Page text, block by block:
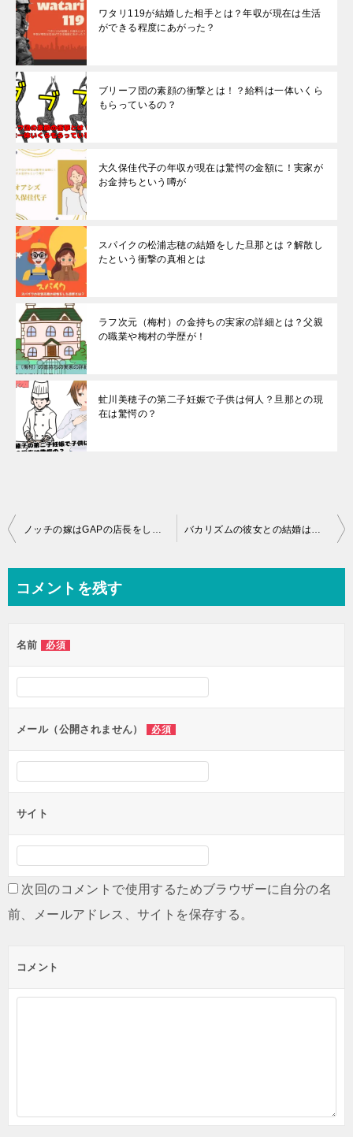
ワタリ119が結婚した相手とは？年収が現在は生活
ができる程度にあがった？
ブリーフ団の素顔の衝撃とは！？給料は一体いくら
もらっているの？
大久保佳代子の年収が現在は驚愕の金額に！実家が
お金持ちという噂が
スパイクの松浦志穂の結婚をした旦那とは？解散し
たという衝撃の真相とは
ラフ次元（梅村）の金持ちの実家の詳細とは？父親
の職業や梅村の学歴が！
虻川美穂子の第二子妊娠で子供は何人？旦那との現
在は驚愕の？
投
ビ
ー
シ
ン
ノッチの嫁はGAPの店長をしてる？前妻との間に子供は？離婚理由が バカリズムの彼女との結婚は？ヤンキーだった過去？ドラマの脚本で！
コメントを残す
名前 必須
メール（公開されません） 必須
サイト
次回のコメントで使用するためブラウザーに自分の名
前、メールアドレス、サイトを保存する。
コメント